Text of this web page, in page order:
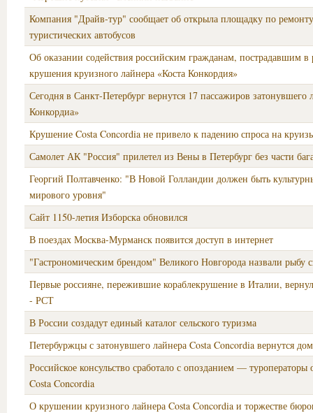
Компания "Драйв-тур" сообщает об открыла площадку по ремонту
туристических автобусов
Об оказании содействия российским гражданам, пострадавшим в
крушения круизного лайнера «Коста Конкордия»
Сегодня в Санкт-Петербург вернутся 17 пассажиров затонувшего
Конкордиа»
Крушение Costa Concordia не привело к падению спроса на
Самолет АК "Россия" прилетел из Вены в Петербург без части
Георгий Полтавченко: "В Новой Голландии должен быть
мирового уровня"
Сайт 1150-летия Изборска обновился
В поездах Москва-Мурманск появится доступ в интернет
"Гастрономическим брендом" Великого Новгорода назвали рыбу
Первые россияне, пережившие кораблекрушение в Италии,
- РСТ
В России создадут единый каталог сельского туризма
Петербуржцы с затонувшего лайнера Costa Concordia вернутся
Российское консульство сработало с опозданием —
Costa Concordia
О крушении круизного лайнера Costa Concordia и торжестве